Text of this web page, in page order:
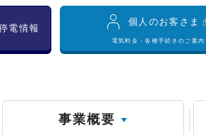
電情報
個人のお客さま
電気料金・各種手続きのご案内
事業概要